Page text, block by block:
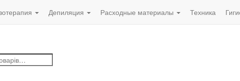
Депиляция Расходные материалы Техника